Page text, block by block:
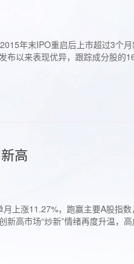
年末IPO重启后上市超过3个
以来表现优异，跟踪成分股的
高
上涨11.27%，跑赢主要A股指
高市场“炒新”情绪再度升温，